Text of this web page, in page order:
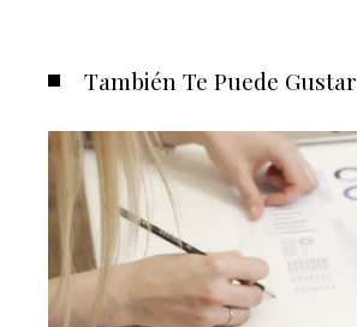
También Te Puede Gustar